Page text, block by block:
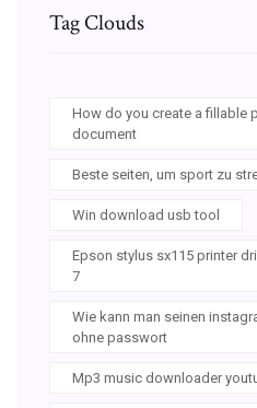
Tag Clouds
How do you create a fillable
document
Beste seiten, um sport zu
Win download usb tool
Epson stylus sx115 printer
7
Wie kann man seinen
ohne passwort
Mp3 music downloader